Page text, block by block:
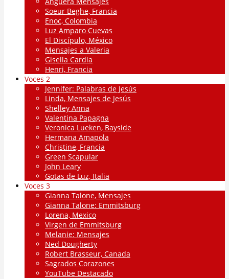
Soeur Beghe, Francia
Enoc, Colombia
Luz Amparo Cuevas
El Discípulo, México
Mensajes a Valeria
Gisella Cardia
Henri, Francia
Voces 2
Jennifer: Palabras de Jesús
Linda, Mensajes de Jesús
Shelley Anna
Valentina Papagna
Veronica Lueken, Bayside
Hermana Amapola
Christine, Francia
Green Scapular
John Leary
Gotas de Luz, Italia
Voces 3
Gianna Talone, Mensajes
Gianna Talone: Emmitsburg
Lorena, Mexico
Virgen de Emmitsburg
Melanie: Mensajes
Ned Dougherty
Robert Brasseur, Canada
Sagrados Corazones
YouTube Destacado